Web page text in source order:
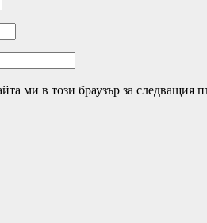
ми в този браузър за следващия